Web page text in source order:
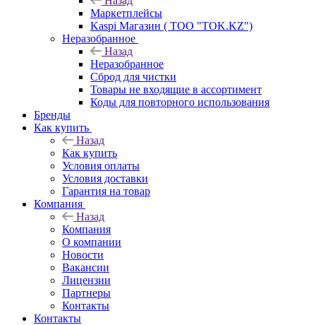
Маркетплейсы
Kaspi Магазин ( ТОО "TOK.KZ")
Неразобранное
Назад
Неразобранное
Сброд для чистки
Товары не входящие в ассортимент
Коды для повторного использования
Бренды
Как купить
Назад
Как купить
Условия оплаты
Условия доставки
Гарантия на товар
Компания
Назад
Компания
О компании
Новости
Вакансии
Лицензии
Партнеры
Контакты
Контакты